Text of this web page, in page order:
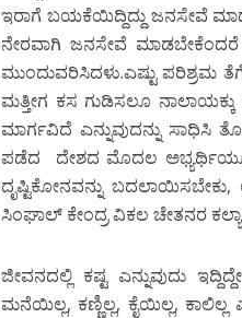
ಇರಾಗೆ ಬಯಕೆಯಿದ್ದಿದ್ದು ಜನಸೇವೆ
ನೇರವಾಗಿ ಜನಸೇವೆ
ಮುಂದುವರಿಸಿದಳು.ಎಷ್ಟು ಪರಿಶ್ರಮ
ಮತ್ತೀಗ ಕಸ ಗುಡಿಸಲೂ
ಮಾರ್ಗವಿದೆ ಎನ್ನುವುದನ್ನು ಸಾಧಿಸಿ
ಪಡೆದ ದೇಶದ ಮೊದಲ ಅಭ್ಯರ್ಥಿಯೂ
ದೃಷ್ಟಿಕೋನವನ್ನು
ಸಿಂಘಾಲ್ ಕೇಂದ್ರ ವಿಕಲ ಚೇತನರ
ಜೀವನದಲ್ಲಿ ಕಷ್ಟ ಎನ್ನುವುದು
ಮನೆಯಿಲ್ಲ, ಕಣ್ಣಿಲ್ಲ, ಕೈಯಿಲ್ಲ,